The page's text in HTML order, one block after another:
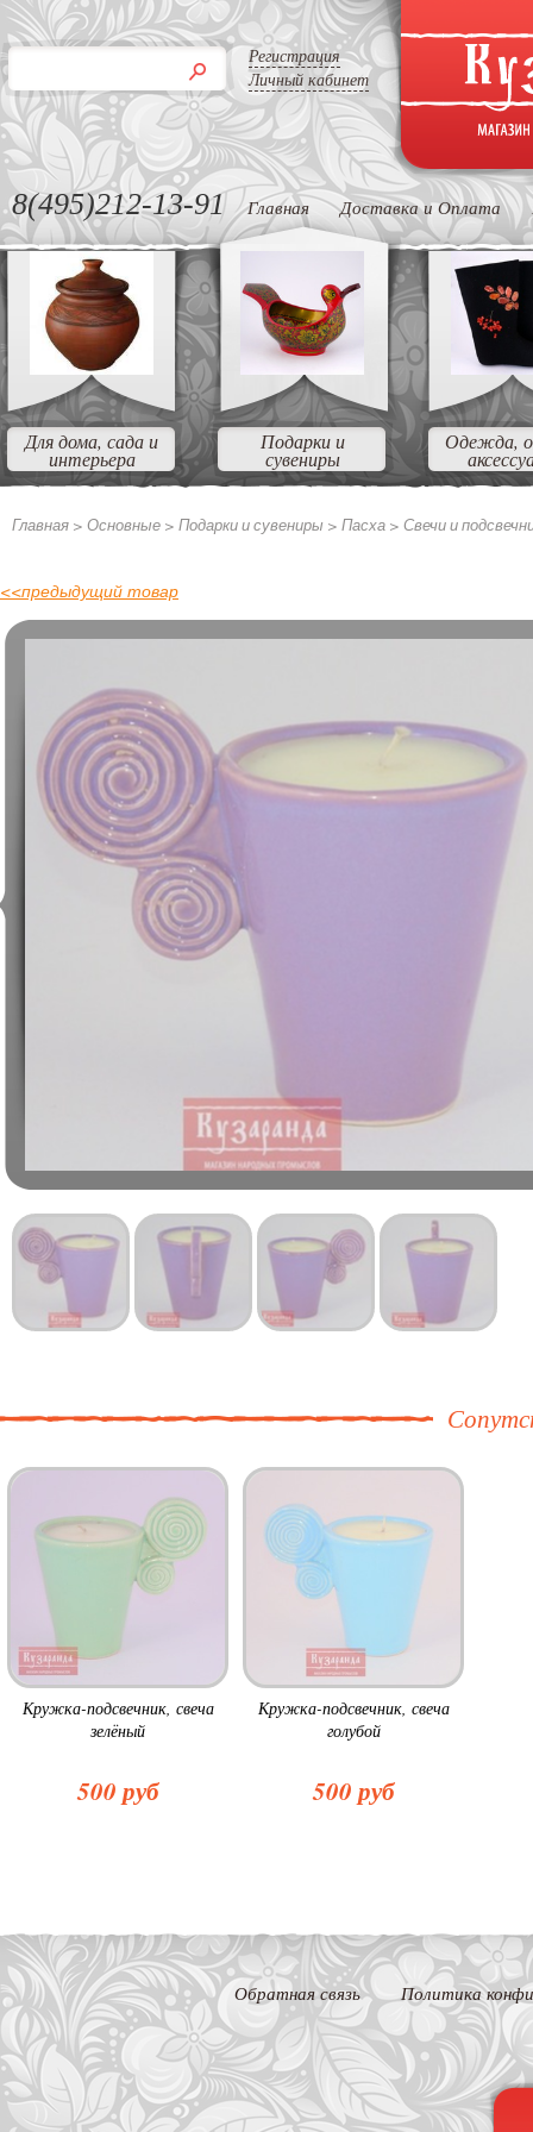
Регистрация
Личный кабинет
8(495)212-13-91 Главная Доставка и Оплата
Для дома, сада и
интерьера
Подарки и
сувениры
Одежда,
Главная > Основные > Подарки и сувениры > Пасха > Свечи и
<<предыдущий товар
Кружка-подсвечник, свеча
зелёный
500 руб
Кружка-подсвечник, свеча
голубой
500 руб
Обратная связь Политика